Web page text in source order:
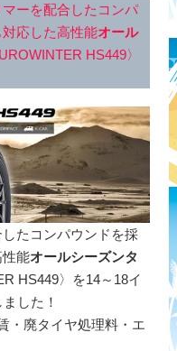
マーを配合したコンパ
応した高性能オール
HS449〉
たコンパウンドを採
性能オールシーズンタ
HS449〉を14～18イ
した！
・廃タイヤ処理料・エ